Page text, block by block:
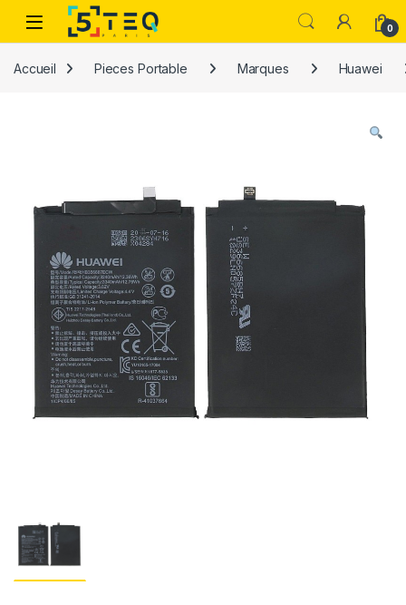
Passer à la navigation
Aller au contenu
0
Accueil Pieces Portable Marques Huawei